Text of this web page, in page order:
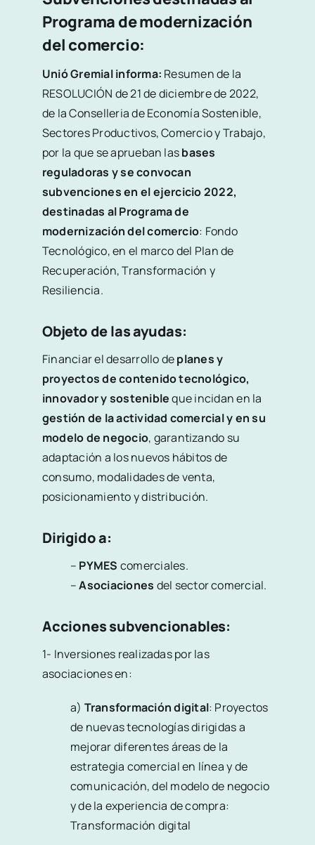
Programa de modernización
del comercio:
Unió Gremial informa: Resumen de la
RESOLUCIÓN de 21 de diciembre de 2022,
de la Conselleria de Economía Sostenible,
Sectores Productivos, Comercio y Trabajo,
por la que se aprueban lasbases
reguladoras y se convocan
subvenciones en el ejercicio 2022,
destinadas al Programa de
modernización del comercio: Fondo
Tecnológico, en el marco del Plan de
Recuperación, Transformación y
Resiliencia.
Objeto de las ayudas:
Financiar el desarrollo deplanes y
proyectos de contenido tecnológico,
innovador y sostenibleque incidan en la
gestión de la actividad comercial y en su
modelo de negocio, garantizando su
adaptación a los nuevos hábitos de
consumo, modalidades de venta,
posicionamiento y distribución.
Dirigido a:
– PYMES comerciales.
–Asociaciones del sector comercial.
Acciones subvencionables:
1- Inversiones realizadas por las
asociaciones en:
a) Transformación digital: Proyectos
de nuevas tecnologías dirigidas a
mejorar diferentes áreas de la
estrategia comercial en línea y de
comunicación, del modelo de negocio
y de la experiencia de compra:
Transformación digital